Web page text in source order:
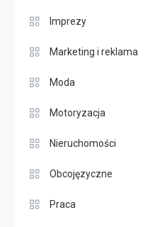
Imprezy
Marketing i reklama
Moda
Motoryzacja
Nieruchomości
Obcojęzyczne
Praca